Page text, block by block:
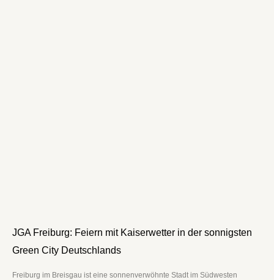
JGA Freiburg: Feiern mit Kaiserwetter in der sonnigsten
Green City Deutschlands
Freiburg im Breisgau ist eine sonnenverwöhnte Stadt im Südwesten